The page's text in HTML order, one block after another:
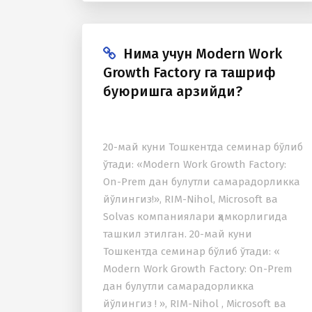
муҳокама қилиш учун етакчи
Нима учун Modern Work
Growth Factory га ташриф
буюришга арзийди?
20-май куни Тошкентда семинар бўлиб
ўтади: «Modern Work Growth Factory:
On-Prem дан булутли самарадорликка
йўлингиз!», RIM-Nihol, Microsoft ва
Solvas компаниялари ҳамкорлигида
ташкил этилган. 20-май куни
Тошкентда семинар бўлиб ўтади: «
Modern Work Growth Factory: On-Prem
дан булутли самарадорликка
йўлингиз ! », RIM-Nihol , Microsoft ва